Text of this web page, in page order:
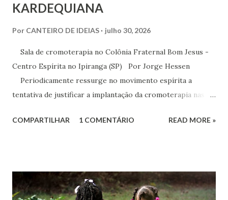
KARDEQUIANA
Por CANTEIRO DE IDEIAS julho 30, 2026
Sala de cromoterapia no Colônia Fraternal Bom Jesus -
Centro Espírita no Ipiranga (SP) Por Jorge Hessen
Periodicamente ressurge no movimento espírita a
tentativa de justificar a implantação da cromoterapia nas
Joanna de Ângelis, especialmente na obra Plenitude .
Joanna de Ângelis menciona a helioterapia e faz alusões à
cromoterapia no contexto da preservação da saúde física e
COMPARTILHAR 1 COMENTÁRIO READ MORE »